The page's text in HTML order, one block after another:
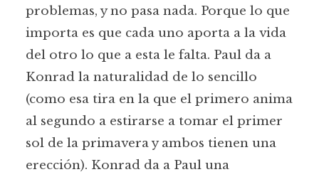
problemas, y no pasa nada. Porque lo que
importa es que cada uno aporta a la vida
del otro lo que a esta le falta. Paul da a
Konrad la naturalidad de lo sencillo
(como esa tira en la que el primero anima
al segundo a estirarse a tomar el primer
sol de la primavera y ambos tienen una
erección). Konrad da a Paul una